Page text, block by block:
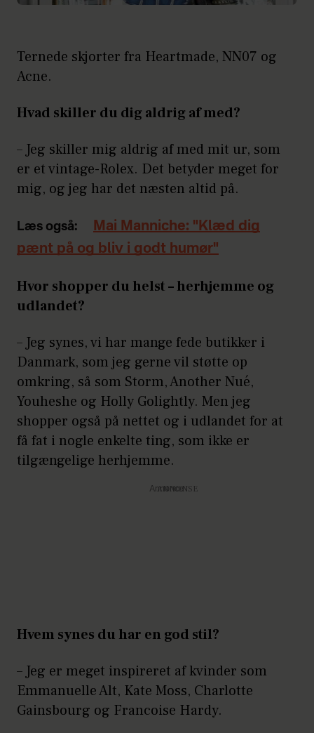
Ternede skjorter fra Heartmade, NN07 og
Acne.
Hvad skiller du dig aldrig af med?
– Jeg skiller mig aldrig af med mit ur, som
er et vintage-Rolex. Det betyder meget for
mig, og jeg har det næsten altid på.
Læs også:
Mai Manniche: "Klæd dig
pænt på og bliv i godt humør"
Hvor shopper du helst – herhjemme og
udlandet?
– Jeg synes, vi har mange fede butikker i
Danmark, som jeg gerne vil støtte op
omkring, så som Storm, Another Nué,
Youheshe og Holly Golightly. Men jeg
shopper også på nettet og i udlandet for at
få fat i nogle enkelte ting, som ikke er
tilgængelige herhjemme.
Annonce
Hvem synes du har en god stil?
– Jeg er meget inspireret af kvinder som
Emmanuelle Alt, Kate Moss, Charlotte
Gainsbourg og Francoise Hardy.